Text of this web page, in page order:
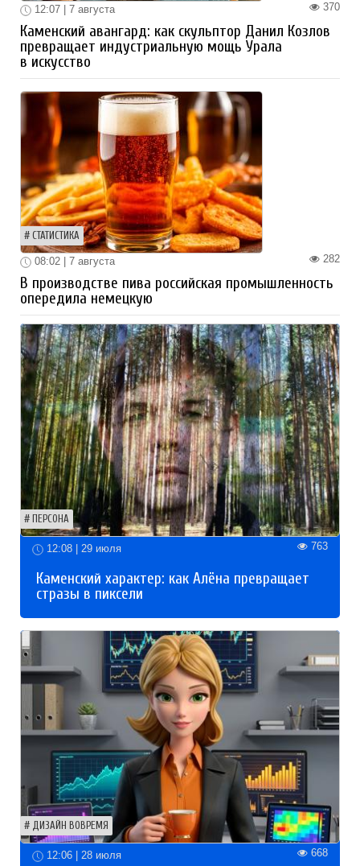
370
12:07 | 7 августа
Каменский авангард: как скульптор Данил Козлов
превращает индустриальную мощь Урала
в искусство
СТАТИСТИКА
282
08:02 | 7 августа
В производстве пива российская промышленность
опередила немецкую
ПЕРСОНА
12:08 | 29 июля 763
Каменский характер: как Алёна превращает
стразы в пиксели
ДИЗАЙН ВОВРЕМЯ
12:06 | 28 июля 668